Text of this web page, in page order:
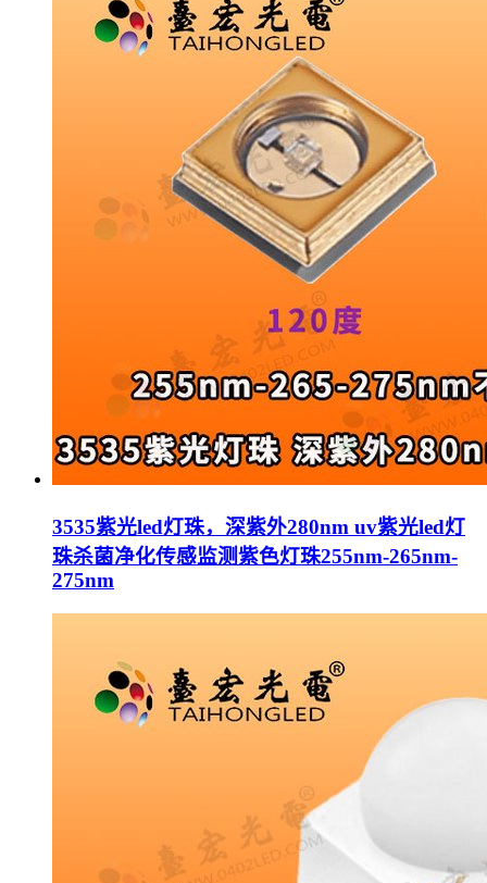
3535紫光led灯珠，深紫外280nm uv紫光led灯
珠杀菌净化传感监测紫色灯珠255nm-265nm-
275nm